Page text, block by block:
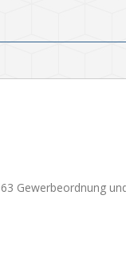
Gewerbeordnung